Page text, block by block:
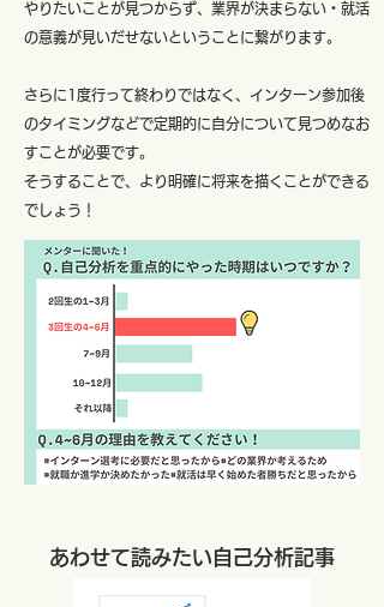
やりたいことが見つからず、業界が決まらない・就活
の意義が見いだせないということに繋がります。
さらに1度行って終わりではなく、インターン参加後
のタイミングなどで定期的に自分について見つめなお
すことが必要です。
​​そうすることで、より明確に将来を描くことができる
でしょう！
あわせて読みたい自己分析記事